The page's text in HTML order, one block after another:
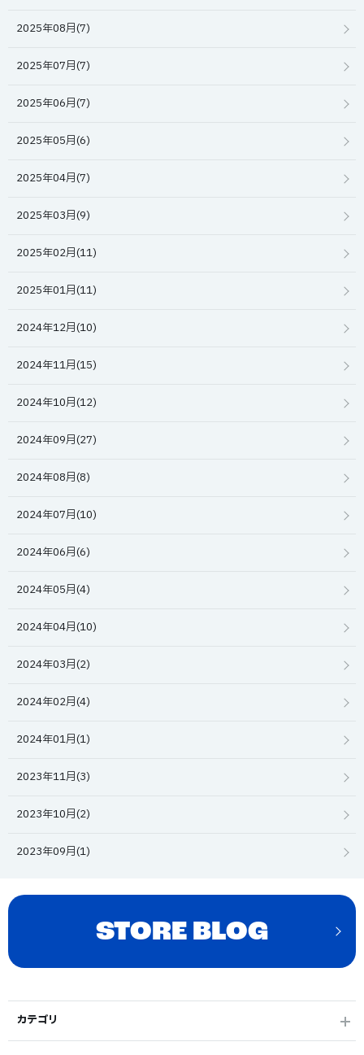
2025年08月(7)
2025年07月(7)
2025年06月(7)
2025年05月(6)
2025年04月(7)
2025年03月(9)
2025年02月(11)
2025年01月(11)
2024年12月(10)
2024年11月(15)
2024年10月(12)
2024年09月(27)
2024年08月(8)
2024年07月(10)
2024年06月(6)
2024年05月(4)
2024年04月(10)
2024年03月(2)
2024年02月(4)
2024年01月(1)
2023年11月(3)
2023年10月(2)
2023年09月(1)
STORE BLOG
カテゴリ